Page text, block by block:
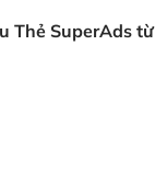
Thẻ SuperAds từ